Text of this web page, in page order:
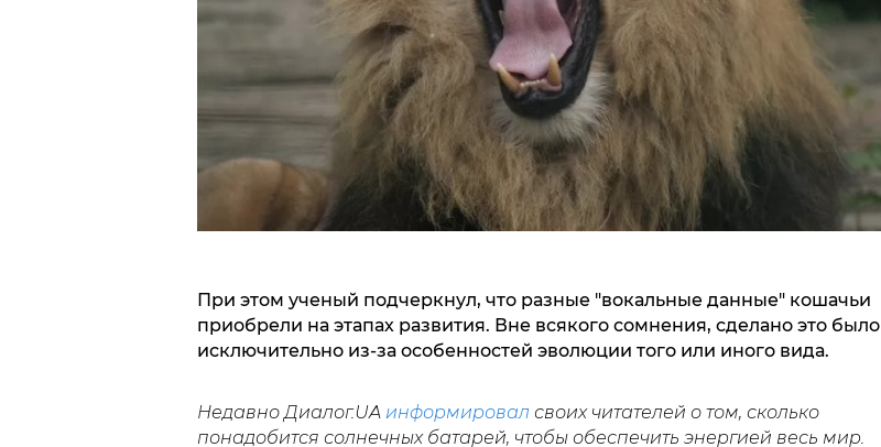
При этом ученый подчеркнул, что разные "вокальные данные" кошачьи
приобрели на этапах развития. Вне всякого сомнения, сделано это было
исключительно из-за особенностей эволюции того или иного вида.
Недавно Диалог.UA информировал своих читателей о том, сколько
понадобится солнечных батарей, чтобы обеспечить энергией весь мир.